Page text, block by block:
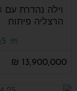
הרצליה פיתוח
5
13,900,000 ₪